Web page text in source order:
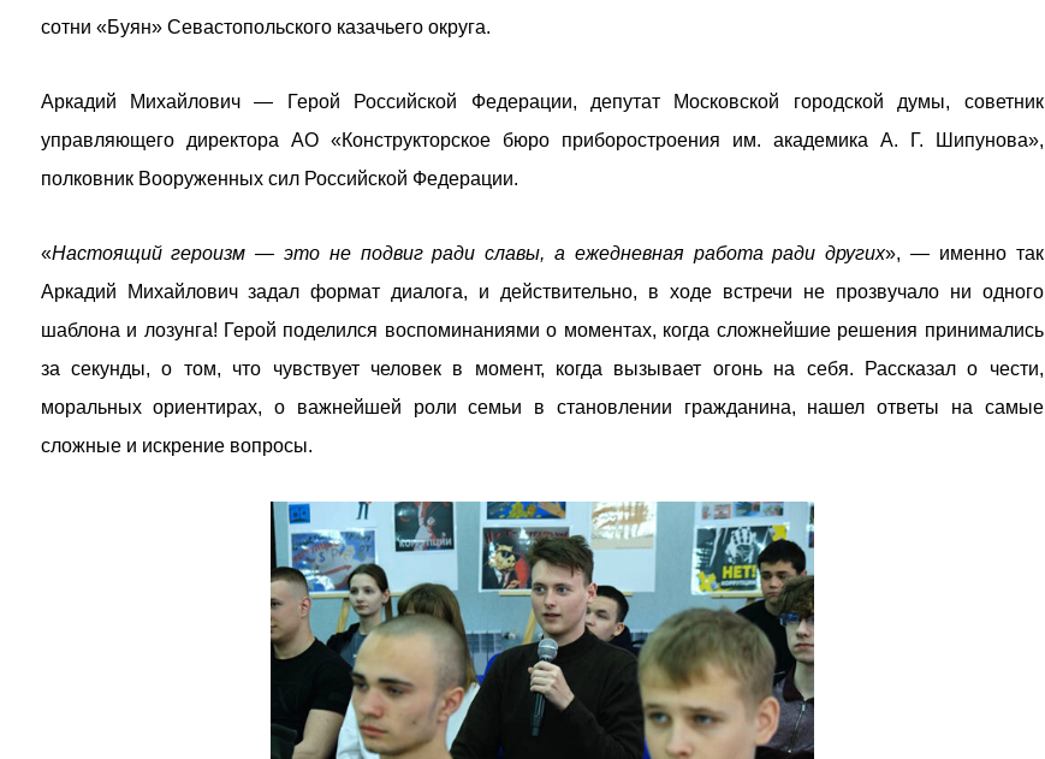
сотни «Буян» Севастопольского казачьего округа.
Аркадий Михайлович — Герой Российской Федерации, депутат Московской городской думы, советник
управляющего директора АО «Конструкторское бюро приборостроения им. академика А. Г. Шипунова»,
полковник Вооруженных сил Российской Федерации.
«Настоящий героизм — это не подвиг ради славы, а ежедневная работа ради других», — именно так
Аркадий Михайлович задал формат диалога, и действительно, в ходе встречи не прозвучало ни одного
шаблона и лозунга! Герой поделился воспоминаниями о моментах, когда сложнейшие решения принимались
за секунды, о том, что чувствует человек в момент, когда вызывает огонь на себя. Рассказал о чести,
моральных ориентирах, о важнейшей роли семьи в становлении гражданина, нашел ответы на самые
сложные и искрение вопросы.